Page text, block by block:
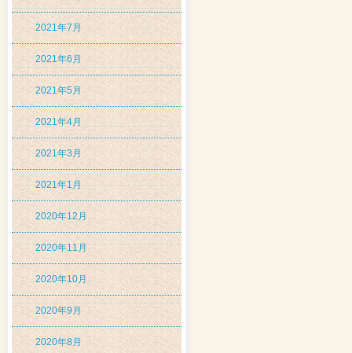
2021年7月
2021年6月
2021年5月
2021年4月
2021年3月
2021年1月
2020年12月
2020年11月
2020年10月
2020年9月
2020年8月